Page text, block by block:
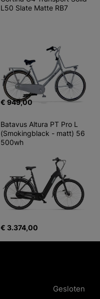
L50 Slate Matte RB7
€ 949,00
Batavus Altura PT Pro L
(Smokingblack - matt) 56
500wh
€ 3.374,00
Gesloten